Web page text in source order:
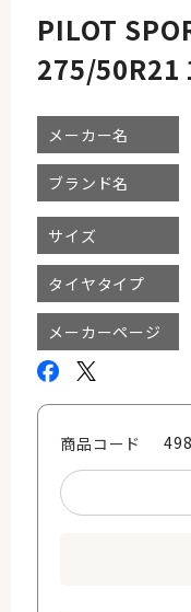
PILOT
275/50R21
メーカー名
ブランド名
サイズ
タイヤタイプ
メーカーページ
商品コード